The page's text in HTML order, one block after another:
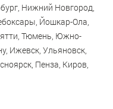
Нижний Новгород,
Йошкар-Ола,
Тюмень, Южно-
Ижевск, Ульяновск,
Пенза, Киров,